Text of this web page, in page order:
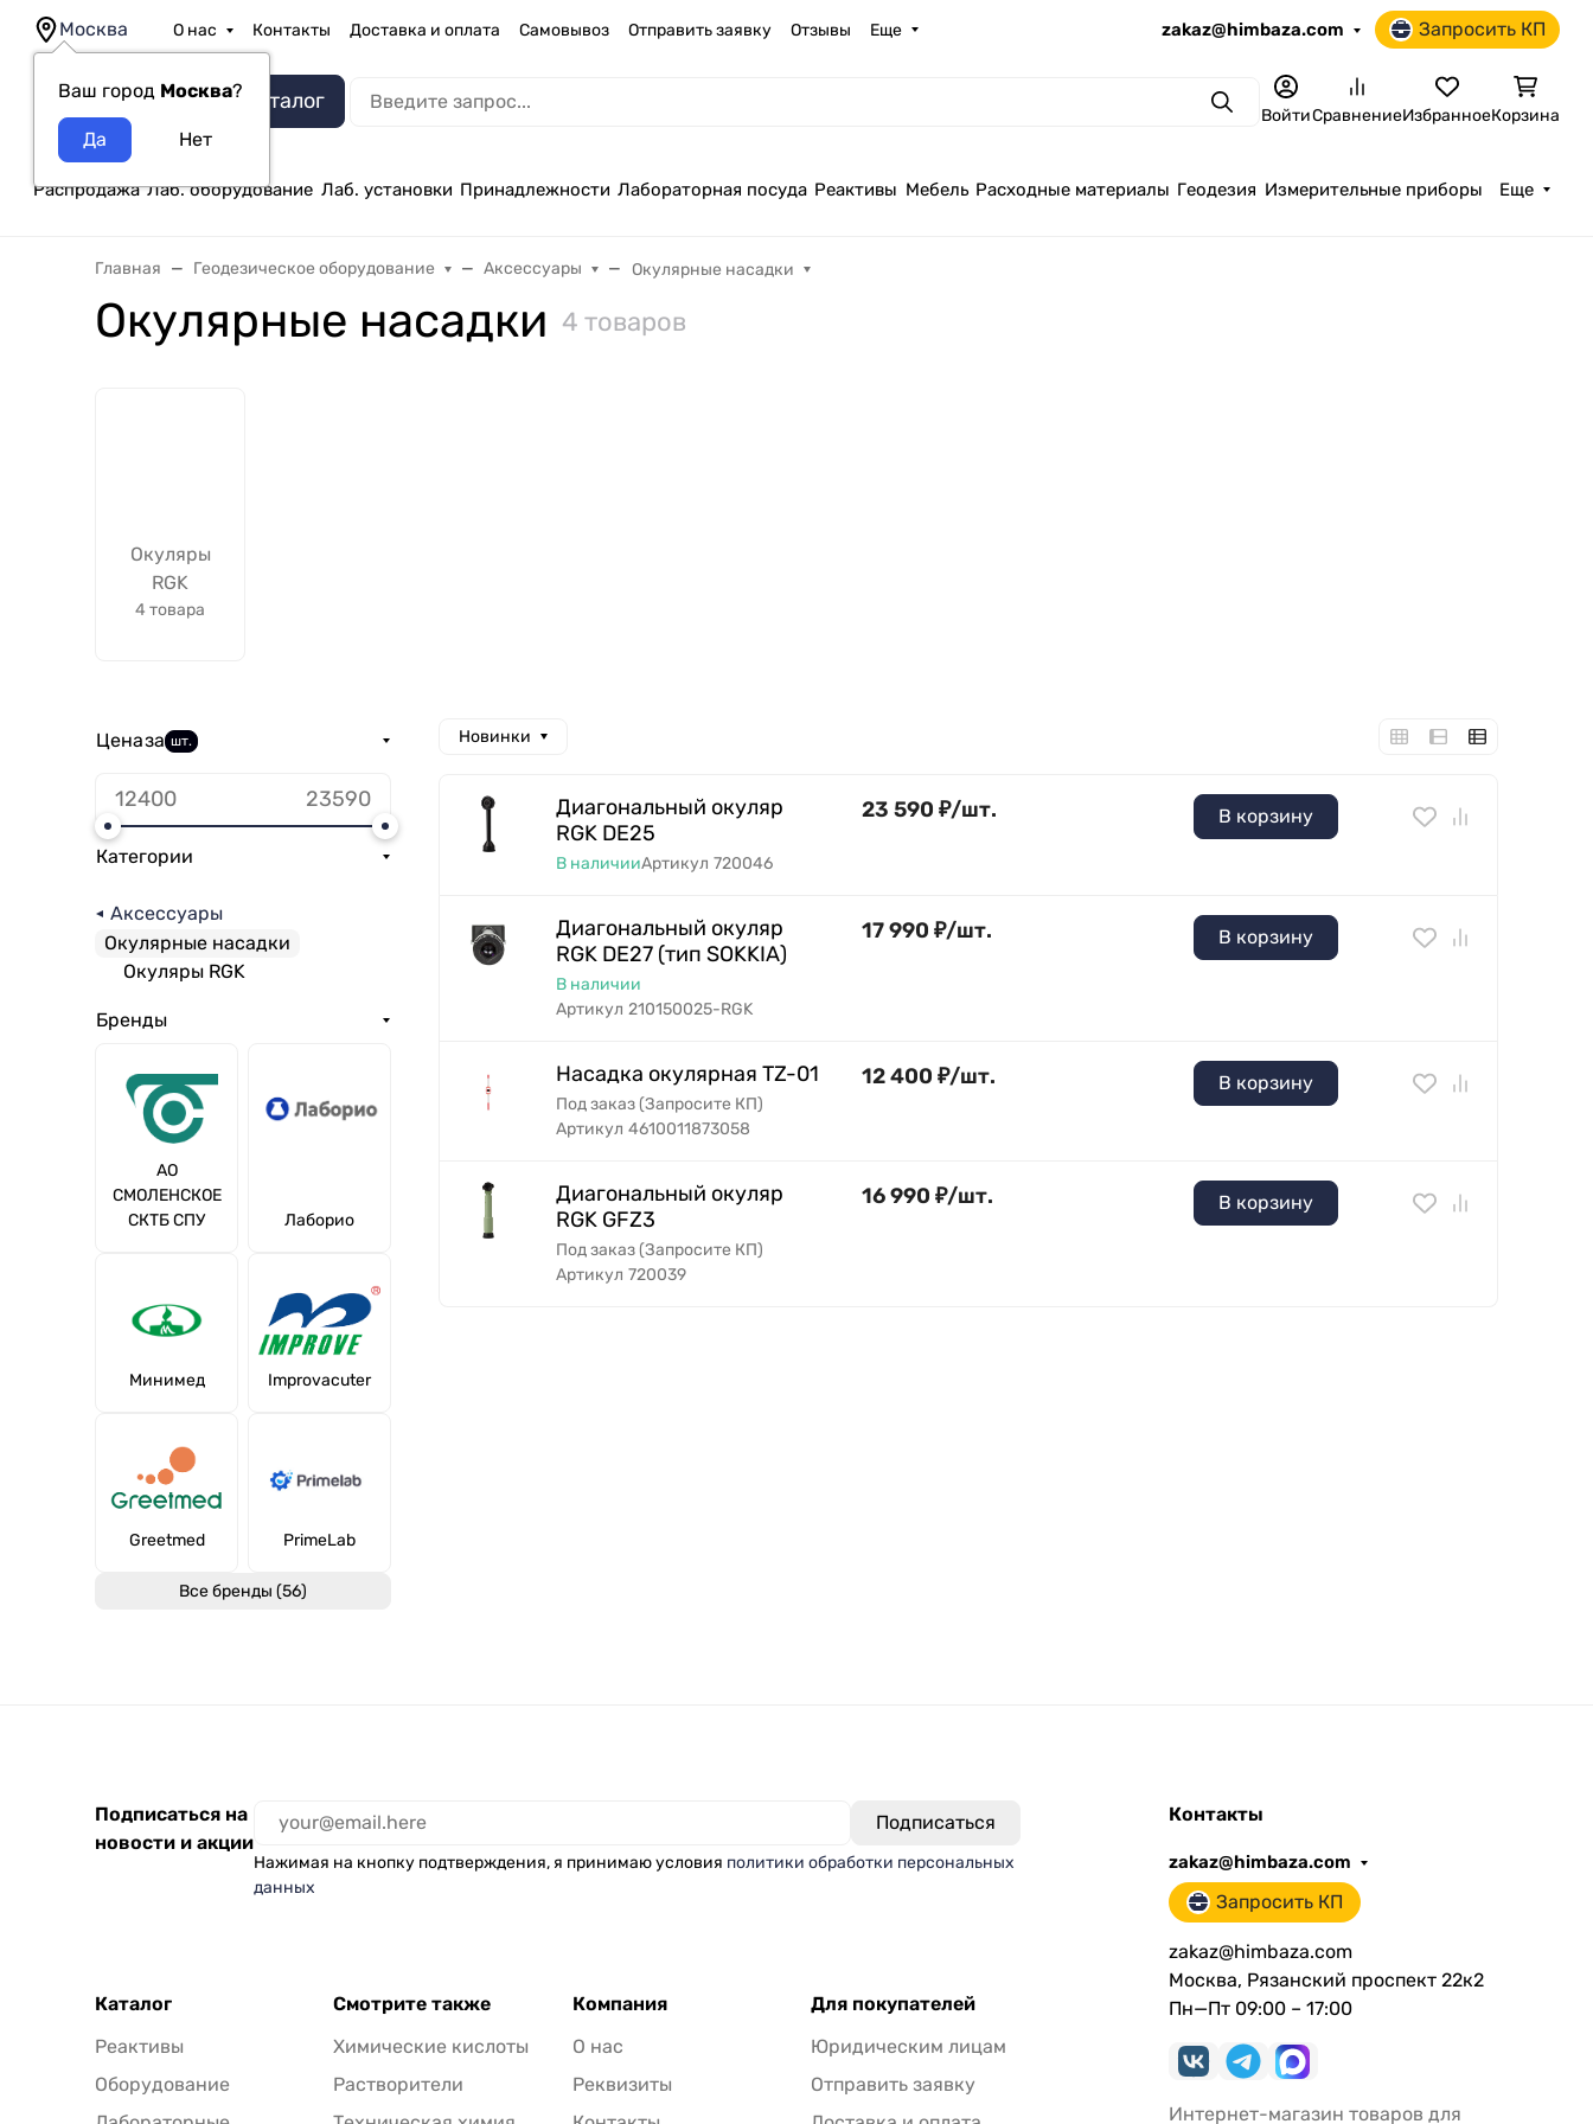
Москва
Ваш город Москва?
О нас Контакты Доставка и оплата Самовывоз Отправить заявку Отзывы Еще zakaz@himbaza.com Запросить КП
Каталог ПоискВойтиСравнениеИзбранноеКорзина
Распродажа Лаб. оборудование Лаб. установки Принадлежности Лабораторная посуда Реактивы Мебель Расходные материалы Геодезия Измерительные приборы Еще
Главная Геодезическое оборудование Аксессуары Окулярные насадки
Окулярные насадки 4 товаров
Окуляры
RGK
4 товара
Ценаза шт.
Категории
Аксессуары
Окулярные насадки
Окуляры RGK
Бренды
АО
СМОЛЕНСКОЕ
СКТБ СПУ
Лаборио
Минимед Improvacuter
Greetmed PrimeLab
Все бренды (56)
Новинки
Диагональный окуляр
RGK DE25
В наличииАртикул 720046
23 590 ₽/шт. В корзину
Диагональный окуляр
RGK DE27 (тип SOKKIA)
В наличии
Артикул 210150025-RGK
17 990 ₽/шт. В корзину
Насадка окулярная TZ-01
Под заказ (Запросите КП)
Артикул 4610011873058
12 400 ₽/шт. В корзину
Диагональный окуляр
RGK GFZ3
Под заказ (Запросите КП)
Артикул 720039
16 990 ₽/шт. В корзину
Подписаться на
новости и акции
Нажимая на кнопку подтверждения, я принимаю условия политики обработки персональных
данных
Каталог
Реактивы
Оборудование
Смотрите также
Химические кислоты
Растворители
Компания
О нас
Реквизиты
Для покупателей
Юридическим лицам
Отправить заявку
Контакты
zakaz@himbaza.com
Запросить КП
zakaz@himbaza.com
Москва, Рязанский проспект 22к2
Пн—Пт 09:00 – 17:00
Интернет-магазин товаров для